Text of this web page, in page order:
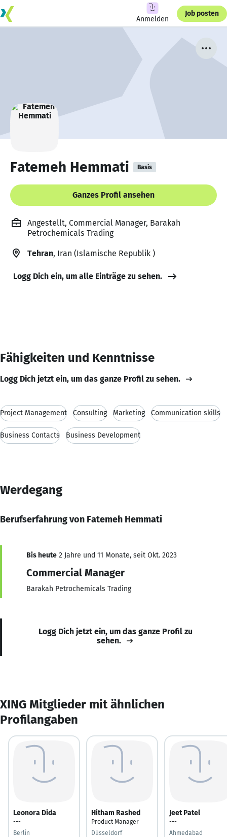
Anmelden
Job posten
Fatemeh Hemmati Basis
Ganzes Profil ansehen
Angestellt, Commercial Manager, Barakah
Petrochemicals Trading
Tehran, Iran (Islamische Republik )
Logg Dich ein, um alle Einträge zu sehen.
Fähigkeiten und Kenntnisse
Logg Dich jetzt ein, um das ganze Profil zu sehen.
Project Management Consulting Marketing Communication skills
Business Contacts Business Development
Werdegang
Berufserfahrung von Fatemeh Hemmati
Bis heute 2 Jahre und 11 Monate, seit Okt. 2023
Commercial Manager
Barakah Petrochemicals Trading
Logg Dich jetzt ein, um das ganze Profil zu
sehen.
XING Mitglieder mit ähnlichen
Profilangaben
Leonora Dida
---
Berlin
Hitham Rashed
Product Manager
Düsseldorf
Jeet Patel
---
Ahmedabad